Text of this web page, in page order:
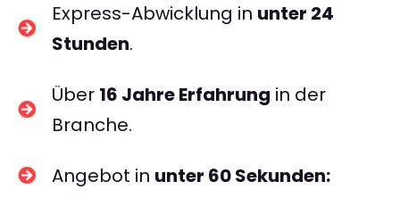
Express-Abwicklung in unter 24
Stunden.
Über 16 Jahre Erfahrung in der
Branche.
Angebot in unter 60 Sekunden: